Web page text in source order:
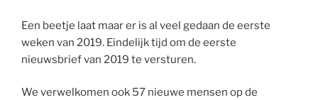
Een beetje laat maar er is al veel gedaan de eerste
weken van 2019. Eindelijk tijd om de eerste
nieuwsbrief van 2019 te versturen.
We verwelkomen ook 57 nieuwe mensen op de